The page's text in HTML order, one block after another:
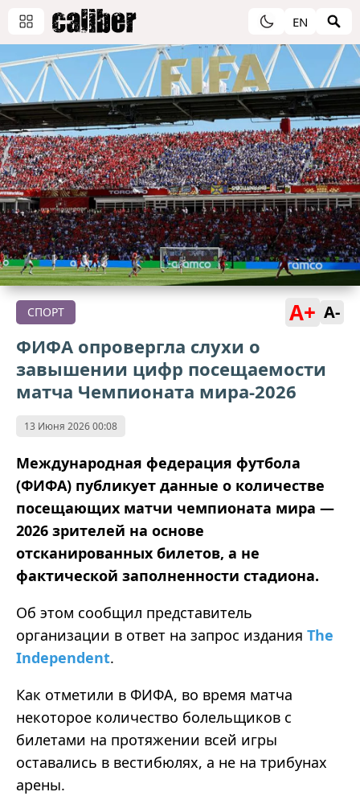
EN
СПОРТ A+ A-
ФИФА опровергла слухи о
завышении цифр посещаемости
матча Чемпионата мира-2026
13 Июня 2026 00:08
Международная федерация футбола
(ФИФА) публикует данные о количестве
посещающих матчи чемпионата мира —
2026 зрителей на основе
отсканированных билетов, а не
фактической заполненности стадиона.
Об этом сообщил представитель
организации в ответ на запрос издания The
Independent.
Как отметили в ФИФА, во время матча
некоторое количество болельщиков с
билетами на протяжении всей игры
оставались в вестибюлях, а не на трибунах
арены.